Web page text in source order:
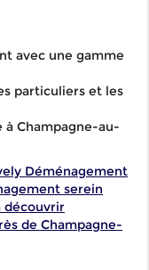
avec une gamme
particuliers et les
Champagne-au-
Déménagement
serein
découvrir
de Champagne-